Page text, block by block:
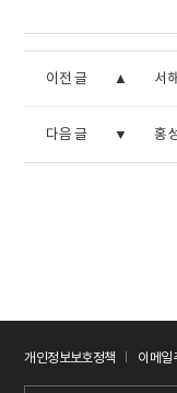
이전 글 서
다음 글 홍
개인정보보호정책 이메일